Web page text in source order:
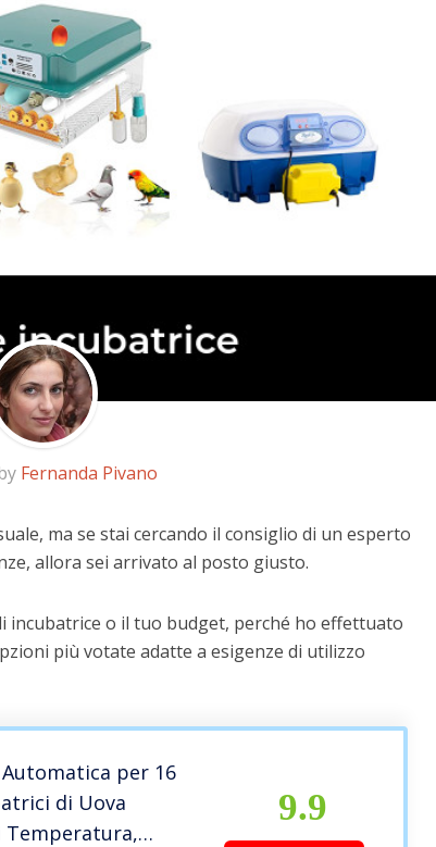
Fernanda Pivano
ma se stai cercando il consiglio di un esperto
allora sei arrivato al posto giusto.
incubatrice o il tuo budget, perché ho effettuato
più votate adatte a esigenze di utilizzo
per 16
di Uova
9.9